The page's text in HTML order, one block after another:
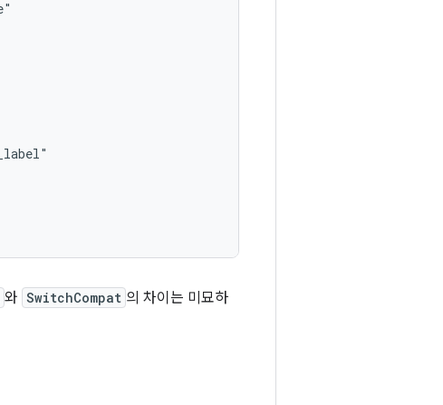
와 SwitchCompat 의 차이는 미묘하